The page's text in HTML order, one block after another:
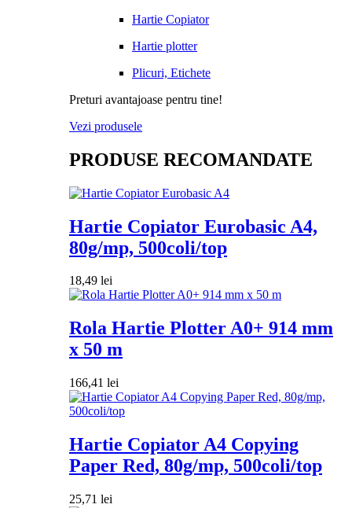
Hartie Copiator
Hartie plotter
Plicuri, Etichete
Preturi avantajoase pentru tine!
Vezi produsele
PRODUSE RECOMANDATE
Hartie Copiator Eurobasic A4,
80g/mp, 500coli/top
18,49 lei
Rola Hartie Plotter A0+ 914 mm
x 50 m
166,41 lei
Hartie Copiator A4 Copying
Paper Red, 80g/mp, 500coli/top
25,71 lei